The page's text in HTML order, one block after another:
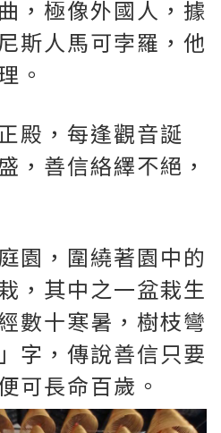
，極像外國人，據
斯人馬可孛羅，他
。
殿，每逢觀音誕
，善信絡繹不絕，
園，圍繞著園中的
，其中之一盆栽生
數十寒暑，樹枝彎
字，傳說善信只要
可長命百歲。